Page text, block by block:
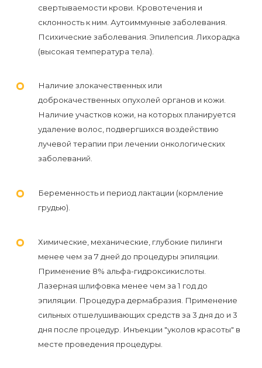
уходу
кожей
депиляции
воском
сахаром
воска
Эпиляция
депиляция?
свертываемости крови. Кровотечения и
склонность к ним. Аутоиммунные заболевания.
Психические заболевания. Эпилепсия. Лихорадка
(высокая температура тела).
Наличие злокачественных или
доброкачественных опухолей органов и кожи.
Наличие участков кожи, на которых планируется
удаление волос, подвергшихся воздействию
лучевой терапии при лечении онкологических
заболеваний.
Беременность и период лактации (кормление
грудью).
Химические, механические, глубокие пилинги
менее чем за 7 дней до процедуры эпиляции.
Применение 8% альфа-гидроксикислоты.
Лазерная шлифовка менее чем за 1 год до
эпиляции. Процедура дермабразия. Применение
сильных отшелушивающих средств за 3 дня до и 3
дня после процедур. Инъекции "уколов красоты" в
месте проведения процедуры.